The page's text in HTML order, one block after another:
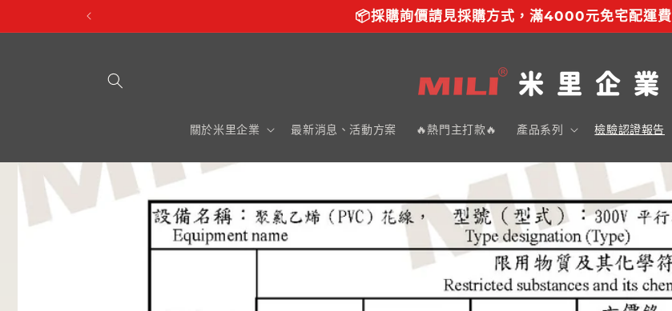
📦採購詢價請見採購方式，滿4000元免宅配運費
關於米里企業 最新消息、活動方案 🔥熱門主打款🔥 產品系列 檢驗認證報告